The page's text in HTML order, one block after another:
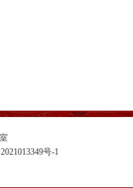
号-1